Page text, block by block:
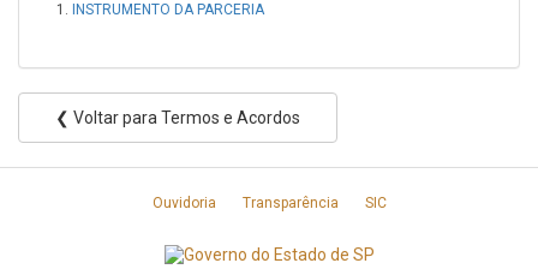
INSTRUMENTO DA PARCERIA
❮ Voltar para Termos e Acordos
Ouvidoria Transparência SIC